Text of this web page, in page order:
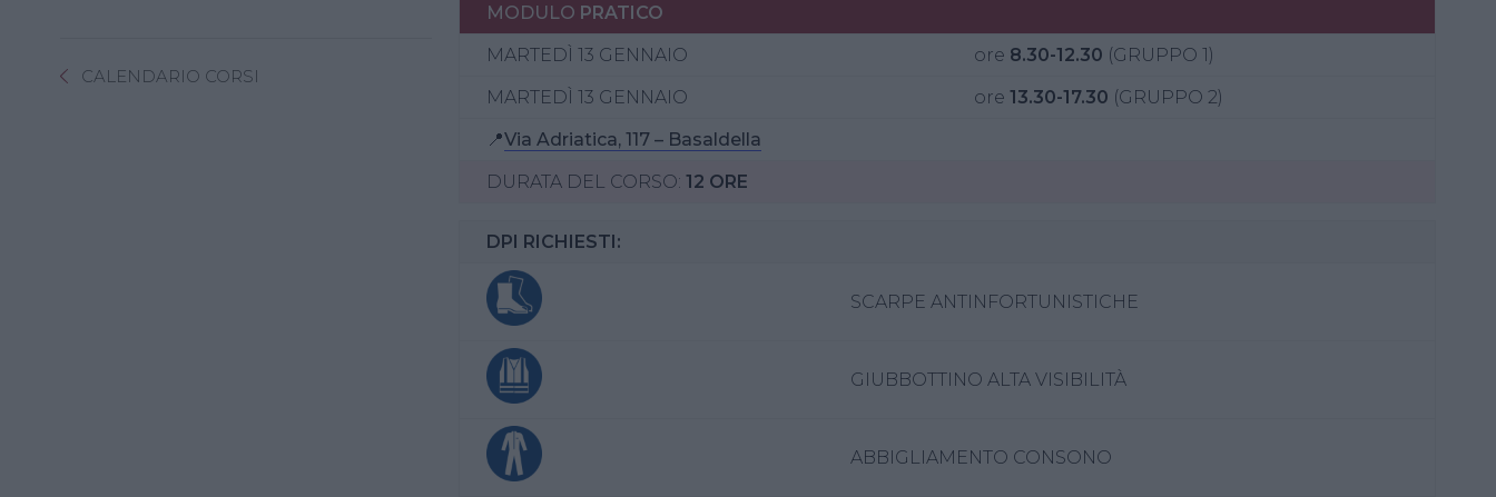
CALENDARIO CORSI
MODULO PRATICO
MARTEDÌ 13 GENNAIO
ore 8.30-12.30 (GRUPPO 1)
MARTEDÌ 13 GENNAIO
ore 13.30-17.30 (GRUPPO 2)
📍Via Adriatica, 117 – Basaldella
DURATA DEL CORSO:12 ORE
DPI RICHIESTI:
SCARPE ANTINFORTUNISTICHE
GIUBBOTTINO ALTA VISIBILITÀ
ABBIGLIAMENTO CONSONO